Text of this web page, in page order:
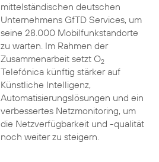
mittelständischen deutschen
Unternehmens GfTD Services, um
seine 28.000 Mobilfunkstandorte
zu warten. Im Rahmen der
Zusammenarbeit setzt O2
Telefónica künftig stärker auf
Künstliche Intelligenz,
Automatisierungslösungen und ein
verbessertes Netzmonitoring, um
die Netzverfügbarkeit und -qualität
noch weiter zu steigern.